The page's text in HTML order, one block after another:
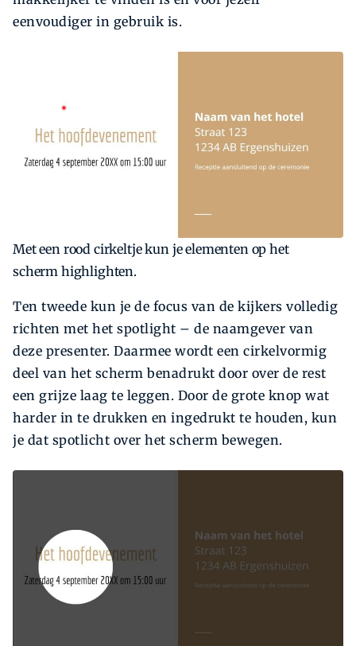
eenvoudiger in gebruik is.
Met een rood cirkeltje kun je elementen op het
scherm highlighten.
Ten tweede kun je de focus van de kijkers volledig
richten met het spotlight – de naamgever van
deze presenter. Daarmee wordt een cirkelvormig
deel van het scherm benadrukt door over de rest
een grijze laag te leggen. Door de grote knop wat
harder in te drukken en ingedrukt te houden, kun
je dat spotlicht over het scherm bewegen.